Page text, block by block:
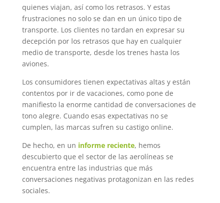
quienes viajan, así como los retrasos. Y estas
frustraciones no solo se dan en un único tipo de
transporte. Los clientes no tardan en expresar su
decepción por los retrasos que hay en cualquier
medio de transporte, desde los trenes hasta los
aviones.
Los consumidores tienen expectativas altas y están
contentos por ir de vacaciones, como pone de
manifiesto la enorme cantidad de conversaciones de
tono alegre. Cuando esas expectativas no se
cumplen, las marcas sufren su castigo online.
De hecho, en un informe reciente, hemos
descubierto que el sector de las aerolíneas se
encuentra entre las industrias que más
conversaciones negativas protagonizan en las redes
sociales.